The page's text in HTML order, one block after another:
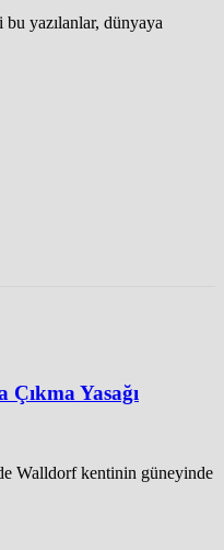
yazılanlar, dünyaya
Yasağı
Walldorf kentinin güneyinde